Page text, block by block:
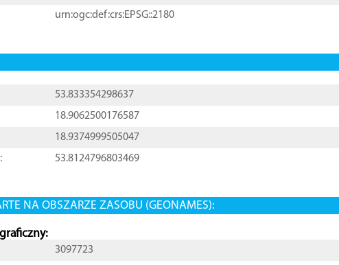
urn:ogc:def:crs:EPSG::2180
53.833354298637
18.9062500176587
18.9374999505047
53.8124796803469
NA OBSZARZE ZASOBU (GEONAMES):
3097723